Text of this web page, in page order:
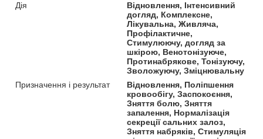
Дія
Відновлення, Інтенсивний
догляд, Комплексне,
Лікувальна, Живляча,
Профілактичне,
Стимулюючу, догляд за
шкірою, Венотонізуюче,
Протинабрякове, Тонізуючу,
Зволожуючу, Зміцнювальну
Призначення і результат
Відновлення, Поліпшення
кровообігу, Заспокоєння,
Зняття болю, Зняття
запалення, Нормалізація
секреції сальних залоз,
Зняття набряків, Стимуляція